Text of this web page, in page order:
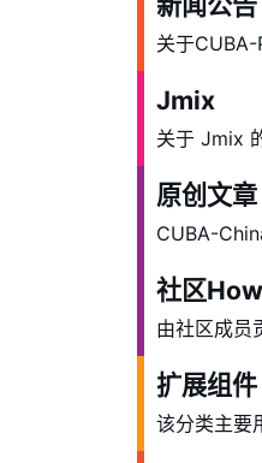
关于
Jmix
关于 Jmix
原创文章
CUBA-
社区
由社区成员
扩展组件
该分类主要